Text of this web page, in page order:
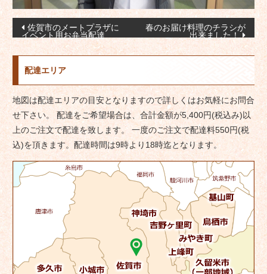
投
稿
ナ
ビ
ゲ
ー
シ
ョ
ン
佐賀市のメートプラザに
イベント用お弁当配達
春のお届け料理のチラシが
出来ました！
配達エリア
地図は配達エリアの目安となりますので詳しくはお気軽にお問合
せ下さい。 配達をご希望場合は、合計金額が5,400円(税込み)以
上のご注文で配達を致します。 一度のご注文で配達料550円(税
込)を頂きます。配達時間は9時より18時迄となります。